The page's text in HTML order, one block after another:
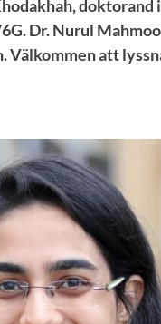
Dr. Nurul
att